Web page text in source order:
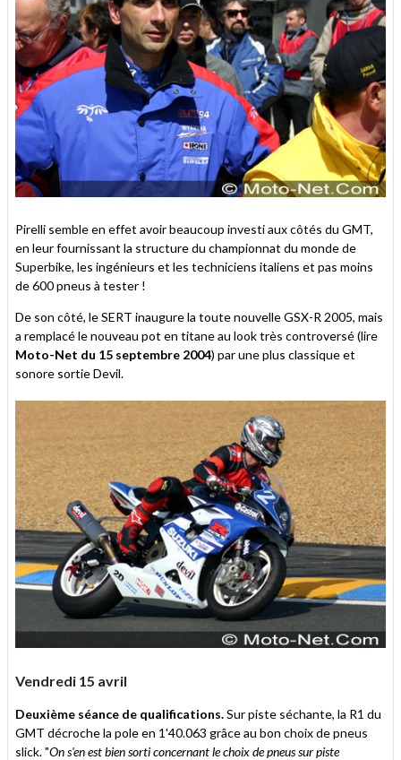
Pirelli semble en effet avoir beaucoup investi aux côtés du GMT,
en leur fournissant la structure du championnat du monde de
Superbike, les ingénieurs et les techniciens italiens et pas moins
de 600 pneus à tester !
De son côté, le SERT inaugure la toute nouvelle GSX-R 2005, mais
a remplacé le nouveau pot en titane au look très controversé (lire
Moto-Net du 15 septembre 2004) par une plus classique et
sonore sortie Devil.
Vendredi 15 avril
Deuxième séance de qualifications.Sur piste séchante, la R1 du
GMT décroche la pole en 1'40.063 grâce au bon choix de pneus
slick. "On s'en est bien sorti concernant le choix de pneus sur piste